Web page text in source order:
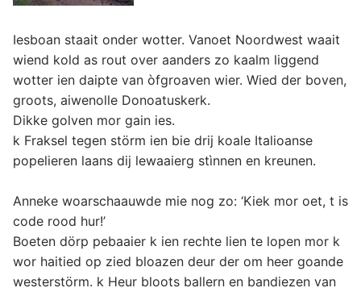
Iesboan staait onder wotter. Vanoet Noordwest waait
wiend kold as rout over aanders zo kaalm liggend
wotter ien daipte van òfgroaven wier. Wied der boven,
groots, aiwenolle Donoatuskerk.
Dikke golven mor gain ies.
k Fraksel tegen störm ien bie drij koale Italioanse
popelieren laans dij lewaaierg stìnnen en kreunen.
Anneke woarschaauwde mie nog zo: ‘Kiek mor oet, t is
code rood hur!’
Boeten dörp pebaaier k ien rechte lien te lopen mor k
wor haitied op zied bloazen deur der om heer goande
westerstörm. k Heur bloots ballern en bandiezen van